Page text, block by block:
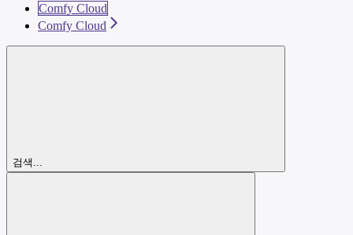
Comfy Cloud
Comfy Cloud
검색...